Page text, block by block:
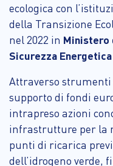
ecologica con
della Transizione
nel 2022 in Ministero
Sicurezza Energetica
Attraverso strumenti
supporto di fondi
intrapreso azioni
infrastrutture per la
punti di ricarica
dell’idrogeno verde,